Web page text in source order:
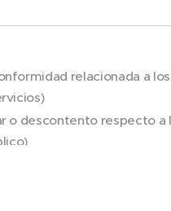
relacionada a los
o descontento respecto a